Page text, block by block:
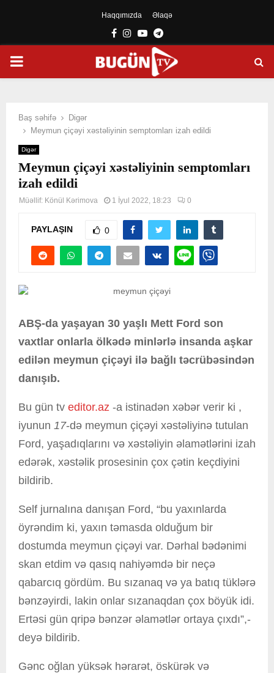
Haqqımızda Əlaqə
Facebook
Instagram
YoutubeTelegram
PRIMARY
Baş səhifə
Digər
Meymun çiçəyi xəstəliyinin semptomları izah edildi
Digər
Meymun çiçəyi xəstəliyinin semptomları
izah edildi
Müəllif: Könül Kərimova 1 İyul 2022, 18:23 0
PAYLAŞIN 0
ABŞ-da yaşayan 30 yaşlı Mett Ford son
vaxtlar onlarla ölkədə minlərlə insanda aşkar
edilən meymun çiçəyi ilə bağlı təcrübəsindən
danışıb.
Bu gün tv editor.az -a istinadən xəbər verir ki ,
iyunun 17-də meymun çiçəyi xəstəliyinə tutulan
Ford, yaşadıqlarını və xəstəliyin əlamətlərini izah
edərək, xəstəlik prosesinin çox çətin keçdiyini
bildirib.
Self jurnalına danışan Ford, “bu yaxınlarda
öyrəndim ki, yaxın təmasda olduğum bir
dostumda meymun çiçəyi var. Dərhal bədənimi
skan etdim və qasıq nahiyəmdə bir neçə
qabarcıq gördüm. Bu sızanaq və ya batıq tüklərə
bənzəyirdi, lakin onlar sızanaqdan çox böyük idi.
Ertəsi gün qripə bənzər əlamətlər ortaya çıxdı”,-
deyə bildirib.
Gənc oğlan yüksək hərarət, öskürək və